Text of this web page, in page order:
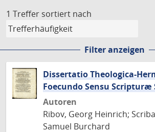
1 Treffer sortiert nach
Filter anzeigen
Dissertatio Theologica-
Foecundo Sensu Scripturæ
Autoren
Ribov, Georg Heinrich;
Samuel Burchard